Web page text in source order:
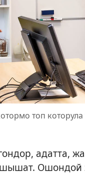
топ которула
адатта,
Ошондой